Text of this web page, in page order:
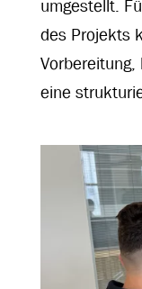
umgestellt.
des Projekts
eine